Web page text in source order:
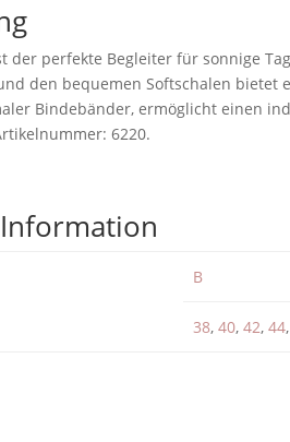
der perfekte Begleiter für sonnige
den bequemen Softschalen bietet
Bindebänder, ermöglicht einen
6220.
B
38, 40, 42, 44,